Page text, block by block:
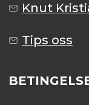
Knut
Tips oss